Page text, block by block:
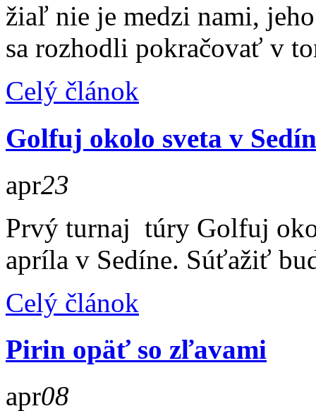
žiaľ nie je medzi nami,
sa rozhodli pokračovať v
Celý článok
Golfuj okolo sveta v
apr23
Prvý turnaj túry Golfuj
apríla v Sedíne. Súťažiť
Celý článok
Pirin opäť so zľavami
apr08